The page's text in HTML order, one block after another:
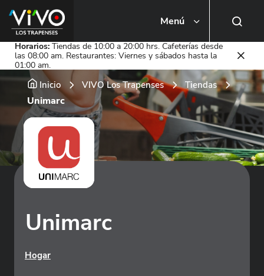
Menú
Busca una tienda o local
Horarios: Tiendas de 10:00 a 20:00 hrs. Cafeterías desde
las 08:00 am. Restaurantes: Viernes y sábados hasta la
01:00 am.
Inicio
VIVO Los Trapenses Tiendas
Unimarc
Unimarc
Hogar